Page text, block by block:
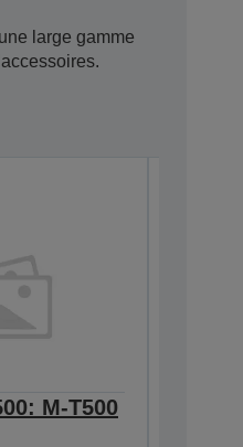
large gamme
M-T500